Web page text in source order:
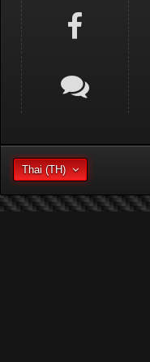
Thai (TH)